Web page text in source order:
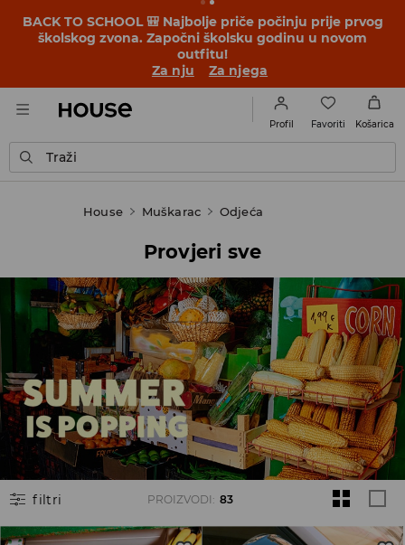
Sniženjima nije kraj! 🤍 ZAVRŠNO SNIŽENJE traje 🤍
Snizili smo cijene za više od 150 nova proizvoda.
Pogledaj!
Za nju
Za njega
Profil Favoriti Košarica
Traži
House Muškarac Odjeća
Provjeri sve
filtri PROIZVODI : 83